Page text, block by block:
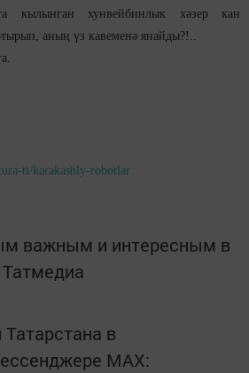
кылынган хунвейбинлык хәзер кан
аның үз кавеменә янайды?!..
tt/karakashly-robotlar
важным и интересным в
Татмедиа
в
MАХ: